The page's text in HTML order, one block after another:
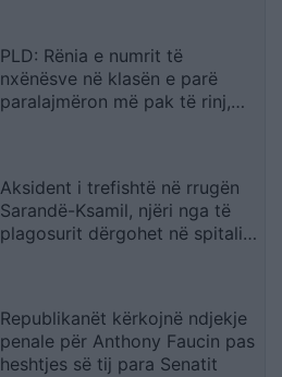
PLD: Rënia e numrit të
nxënësve në klasën e parë
paralajmëron më pak të rinj,
Aksident i trefishtë në rrugën
Sarandë-Ksamil, njëri nga të
plagosurit dërgohet në spitalin
Republikanët kërkojnë ndjekje
penale për Anthony Faucin pas
heshtjes së tij para Senatit